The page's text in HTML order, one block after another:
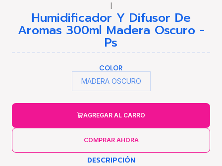
|
Humidificador Y Difusor De
Aromas 300ml Madera Oscuro -
Ps
COLOR
MADERA OSCURO
AGREGAR AL CARRO
COMPRAR AHORA
DESCRIPCIÓN